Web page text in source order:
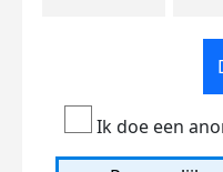
Ik doe een